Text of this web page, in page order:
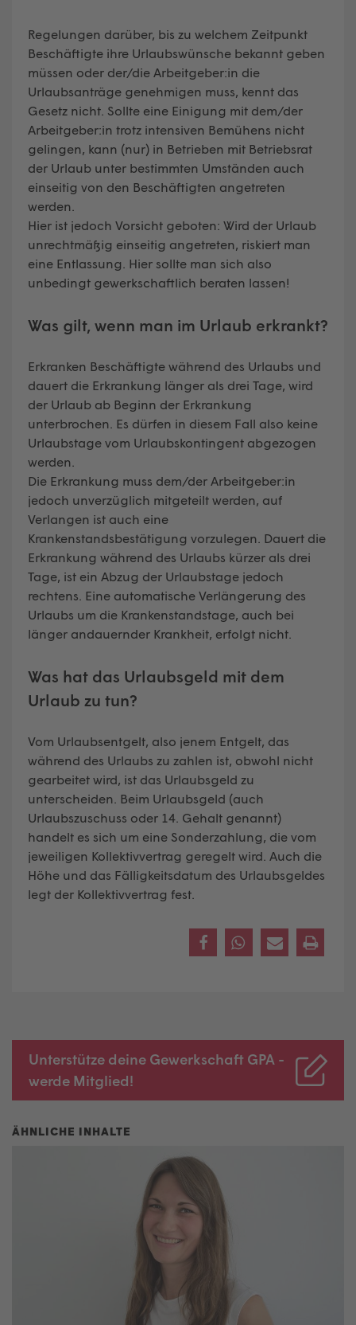
Regelungen darüber, bis zu welchem Zeitpunkt
Beschäftigte ihre Urlaubswünsche bekannt geben
müssen oder der/die Arbeitgeber:in die
Urlaubsanträge genehmigen muss, kennt das
Gesetz nicht. Sollte eine Einigung mit dem/der
Arbeitgeber:in trotz intensiven Bemühens nicht
gelingen, kann (nur) in Betrieben mit Betriebsrat
der Urlaub unter bestimmten Umständen auch
einseitig von den Beschäftigten angetreten
werden.
Hier ist jedoch Vorsicht geboten: Wird der Urlaub
unrechtmäßig einseitig angetreten, riskiert man
eine Entlassung. Hier sollte man sich also
unbedingt gewerkschaftlich beraten lassen!
Was gilt, wenn man im Urlaub erkrankt?
Erkranken Beschäftigte während des Urlaubs und
dauert die Erkrankung länger als drei Tage, wird
der Urlaub ab Beginn der Erkrankung
unterbrochen. Es dürfen in diesem Fall also keine
Urlaubstage vom Urlaubskontingent abgezogen
werden.
Die Erkrankung muss dem/der Arbeitgeber:in
jedoch unverzüglich mitgeteilt werden, auf
Verlangen ist auch eine
Krankenstandsbestätigung vorzulegen. Dauert die
Erkrankung während des Urlaubs kürzer als drei
Tage, ist ein Abzug der Urlaubstage jedoch
rechtens. Eine automatische Verlängerung des
Urlaubs um die Krankenstandstage, auch bei
länger andauernder Krankheit, erfolgt nicht.
Was hat das Urlaubsgeld mit dem
Urlaub zu tun?
Vom Urlaubsentgelt, also jenem Entgelt, das
während des Urlaubs zu zahlen ist, obwohl nicht
gearbeitet wird, ist das Urlaubsgeld zu
unterscheiden. Beim Urlaubsgeld (auch
Urlaubszuschuss oder 14. Gehalt genannt)
handelt es sich um eine Sonderzahlung, die vom
jeweiligen Kollektivvertrag geregelt wird. Auch die
Höhe und das Fälligkeitsdatum des Urlaubsgeldes
legt der Kollektivvertrag fest.
Unterstütze deine Gewerkschaft GPA -
werde Mitglied!